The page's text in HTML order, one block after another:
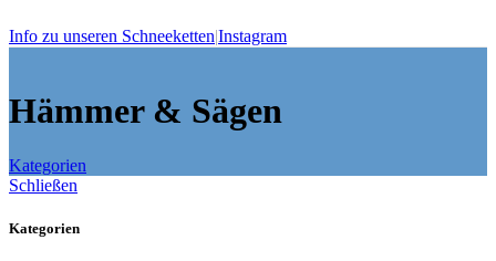
Info zu unseren Schneeketten|Instagram
Hämmer & Sägen
Kategorien
Schließen
Kategorien